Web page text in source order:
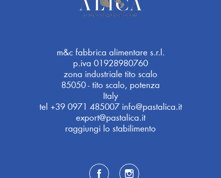
m&c fabbrica alimentare s.r.l.
p.iva 01928980760
zona industriale tito scalo
85050 - tito scalo, potenza
Italy
tel +39 0971 485007 info@pastalica.it
export@pastalica.it
raggiungi lo stabilimento